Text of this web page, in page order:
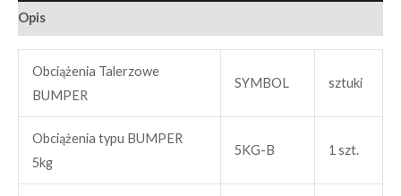
Opis
Obciążenia Talerzowe
BUMPER
SYMBOL sztuki
Obciążenia typu BUMPER
5kg
5KG-B 1 szt.